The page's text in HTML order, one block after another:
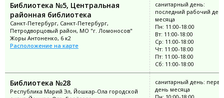
Библиотека №5, Центральная
районная библиотека
Санкт-Петербург, Санкт-Петербург,
Петродворцовый район, МО "г. Ломоносов"
Жоры Антоненко, 6 к2
Расположение на карте
санитарный день:
последний рабочий
месяца
Пн: 11:00-18:00
Вт: 11:00-18:00
Ср: 11:00-18:00
Чт: 11:00-18:00
Пт: 11:00-18:00
Сб: 11:00-18:00
Библиотека №28
Республика Марий Эл, Йошкар-Ола городской
санитарный день:
день месяца